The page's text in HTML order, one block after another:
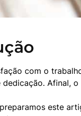
com o
dedicação. Afinal,
este